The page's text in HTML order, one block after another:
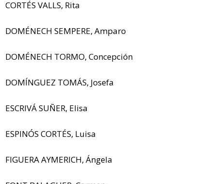
CORTÉS VALLS, Rita
DOMÉNECH SEMPERE, Amparo
DOMÉNECH TORMO, Concepción
DOMÍNGUEZ TOMÁS, Josefa
ESCRIVÁ SUÑER, Elisa
ESPINÓS CORTÉS, Luisa
FIGUERA AYMERICH, Ángela